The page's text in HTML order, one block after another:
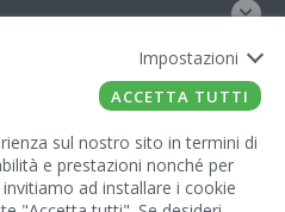
sul nostro sito in termini di
e prestazioni nonché per
ad installare i cookie
Impostazioni
ACCETTA TUTTI